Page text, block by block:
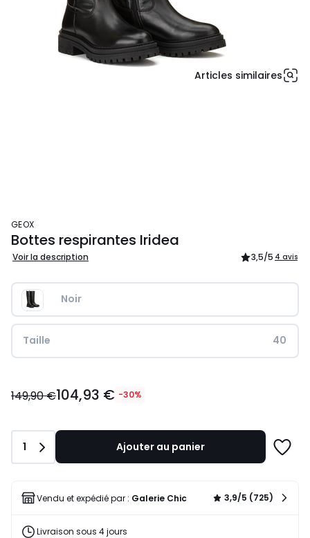
Articles similaires
GEOX
Bottes respirantes Iridea
Voir la description 3,5/5 4 avis
Noir
Taille 40
€
149,90
€
de
réduction
149,90 €104,93 € -30%
Quantité
1 Ajouter au panier
liste
Vendu et expédié par : Galerie Chic 3,9/5 (725)
Livraison sous 4 jours